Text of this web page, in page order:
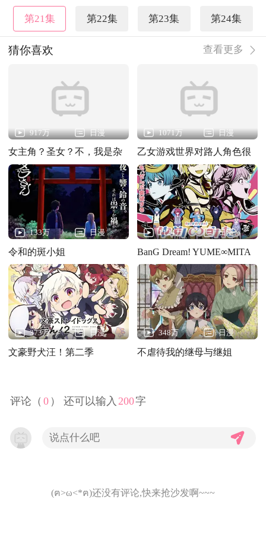
第21集 第22集 第23集 第24集
猜你喜欢 查看更多
917万 日漫
女主角？圣女？不，我是杂
役女仆（自豪）！
1071万 日漫
乙女游戏世界对路人角色很
不友好第二季
133万 日漫
令和的斑小姐
1124万 日漫
BanG Dream! YUME∞MITA
373万 日漫
文豪野犬汪！第二季
348万 日漫
不虐待我的继母与继姐
评论（ 0 ） 还可以输入 200字
(ฅ>ω<*ฅ)还没有评论,快来抢沙发啊~~~